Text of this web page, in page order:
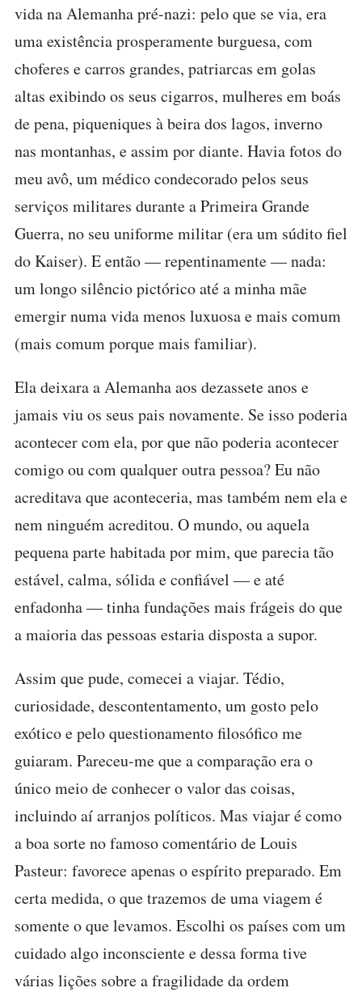
vida na Alemanha pré-nazi: pelo que se via, era
uma existência prosperamente burguesa, com
choferes e carros grandes, patriarcas em golas
altas exibindo os seus cigarros, mulheres em boás
de pena, piqueniques à beira dos lagos, inverno
nas montanhas, e assim por diante. Havia fotos do
meu avô, um médico condecorado pelos seus
serviços militares durante a Primeira Grande
Guerra, no seu uniforme militar (era um súdito fiel
do Kaiser). E então — repentinamente — nada:
um longo silêncio pictórico até a minha mãe
emergir numa vida menos luxuosa e mais comum
(mais comum porque mais familiar).
Ela deixara a Alemanha aos dezassete anos e
jamais viu os seus pais novamente. Se isso poderia
acontecer com ela, por que não poderia acontecer
comigo ou com qualquer outra pessoa? Eu não
acreditava que aconteceria, mas também nem ela e
nem ninguém acreditou. O mundo, ou aquela
pequena parte habitada por mim, que parecia tão
estável, calma, sólida e confiável — e até
enfadonha — tinha fundações mais frágeis do que
a maioria das pessoas estaria disposta a supor.
Assim que pude, comecei a viajar. Tédio,
curiosidade, descontentamento, um gosto pelo
exótico e pelo questionamento filosófico me
guiaram. Pareceu-me que a comparação era o
único meio de conhecer o valor das coisas,
incluindo aí arranjos políticos. Mas viajar é como
a boa sorte no famoso comentário de Louis
Pasteur: favorece apenas o espírito preparado. Em
certa medida, o que trazemos de uma viagem é
somente o que levamos. Escolhi os países com um
cuidado algo inconsciente e dessa forma tive
várias lições sobre a fragilidade da ordem